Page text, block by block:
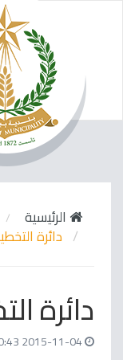
الرئيسية
دائرة
دائرة
2015-11-04 00:00:43